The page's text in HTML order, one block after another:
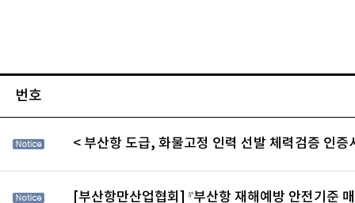
번호
< 부산항 도급, 화물고정 인력 선발 체력검증 인증
[부산항만산업협회] 『부산항 재해예방 안전기준